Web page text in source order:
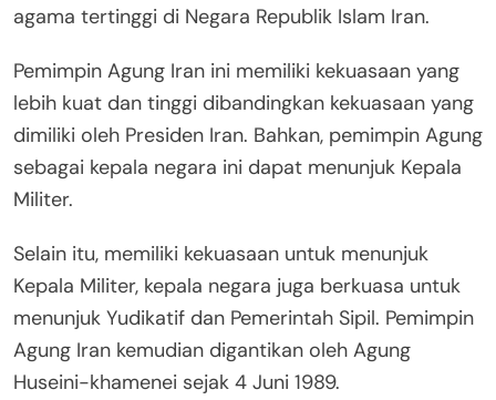
agama tertinggi di Negara Republik Islam Iran.
Pemimpin Agung Iran ini memiliki kekuasaan yang
lebih kuat dan tinggi dibandingkan kekuasaan yang
dimiliki oleh Presiden Iran. Bahkan, pemimpin Agung
sebagai kepala negara ini dapat menunjuk Kepala
Militer.
Selain itu, memiliki kekuasaan untuk menunjuk
Kepala Militer, kepala negara juga berkuasa untuk
menunjuk Yudikatif dan Pemerintah Sipil. Pemimpin
Agung Iran kemudian digantikan oleh Agung
Huseini-khamenei sejak 4 Juni 1989.